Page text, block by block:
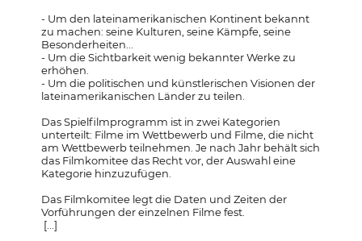
- Um den lateinamerikanischen Kontinent bekannt
zu machen: seine Kulturen, seine Kämpfe, seine
Besonderheiten...
- Um die Sichtbarkeit wenig bekannter Werke zu
erhöhen.
- Um die politischen und künstlerischen Visionen der
lateinamerikanischen Länder zu teilen.
Das Spielfilmprogramm ist in zwei Kategorien
unterteilt: Filme im Wettbewerb und Filme, die nicht
am Wettbewerb teilnehmen. Je nach Jahr behält sich
das Filmkomitee das Recht vor, der Auswahl eine
Kategorie hinzuzufügen.
Das Filmkomitee legt die Daten und Zeiten der
Vorführungen der einzelnen Filme fest.
[...]